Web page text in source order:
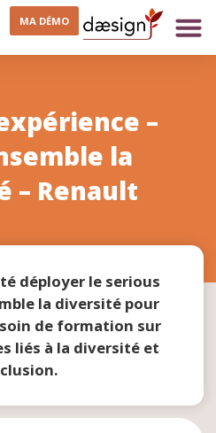
MA DÉMO
–
la
– Renault
déployer le serious
la diversité pour
de formation sur
liés à la diversité et